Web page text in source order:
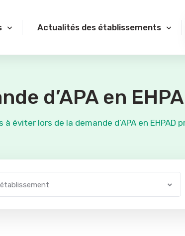
Actualités des établissements
d’APA en
à éviter lors de la demande d’APA en EHPAD